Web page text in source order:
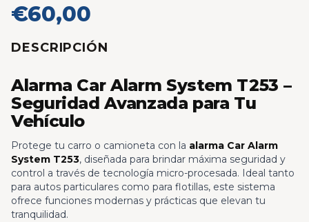
€60,00
DESCRIPCIÓN
Alarma Car Alarm System T253 –
Seguridad Avanzada para Tu
Vehículo
Protege tu carro o camioneta con la alarma Car Alarm
System T253, diseñada para brindar máxima seguridad y
control a través de tecnología micro-procesada. Ideal tanto
para autos particulares como para flotillas, este sistema
ofrece funciones modernas y prácticas que elevan tu
tranquilidad.